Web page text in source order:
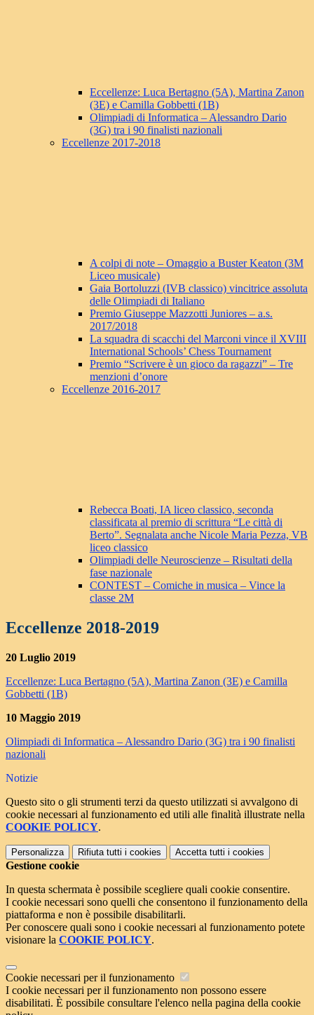
Eccellenze: Luca Bertagno (5A), Martina Zanon
(3E) e Camilla Gobbetti (1B)
Olimpiadi di Informatica – Alessandro Dario
(3G) tra i 90 finalisti nazionali
Eccellenze 2017-2018
A colpi di note – Omaggio a Buster Keaton (3M
Liceo musicale)
Gaia Bortoluzzi (IVB classico) vincitrice assoluta
delle Olimpiadi di Italiano
Premio Giuseppe Mazzotti Juniores – a.s.
2017/2018
La squadra di scacchi del Marconi vince il XVIII
International Schools’ Chess Tournament
Premio “Scrivere è un gioco da ragazzi” – Tre
menzioni d’onore
Eccellenze 2016-2017
Rebecca Boati, IA liceo classico, seconda
classificata al premio di scrittura “Le città di
Berto”. Segnalata anche Nicole Maria Pezza, VB
liceo classico
Olimpiadi delle Neuroscienze – Risultati della
fase nazionale
CONTEST – Comiche in musica – Vince la
classe 2M
Eccellenze 2018-2019
20 Luglio 2019
Eccellenze: Luca Bertagno (5A), Martina Zanon (3E) e Camilla
Gobbetti (1B)
10 Maggio 2019
Olimpiadi di Informatica – Alessandro Dario (3G) tra i 90 finalisti
nazionali
Notizie
Questo sito o gli strumenti terzi da questo utilizzati si avvalgono di
cookie necessari al funzionamento ed utili alle finalità illustrate nella
COOKIE POLICY.
Personalizza Rifiuta tutti i cookies Accetta tutti i cookies
Gestione cookie
In questa schermata è possibile scegliere quali cookie consentire.
I cookie necessari sono quelli che consentono il funzionamento della
piattaforma e non è possibile disabilitarli.
Per conoscere quali sono i cookie necessari al funzionamento potete
visionare la COOKIE POLICY.
Cookie necessari per il funzionamento
I cookie necessari per il funzionamento non possono essere
disabilitati. È possibile consultare l'elenco nella pagina della cookie